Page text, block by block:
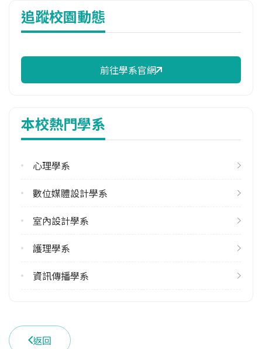
13,960 元/學期
114年註冊率
113學年度上學期
113學年度下學期
1
修輔系人數
6
113學年度下學期
113學年度上學期
2
追蹤校園動態
前往學系官網
本校熱門學系
心理學系
數位媒體設計學系
室內設計學系
護理學系
資訊傳播學系
返回